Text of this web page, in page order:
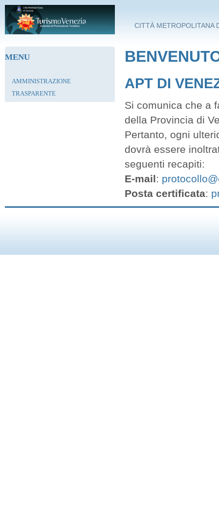
Salta al contenuto principale
CITTÀ METROPOLITANA
MENU
AMMINISTRAZIONE
TRASPARENTE
APT DI
Si comunica che a
della Provincia di
Pertanto, ogni
dovrà essere
seguenti recapiti:
E-mail:
Posta certificata: